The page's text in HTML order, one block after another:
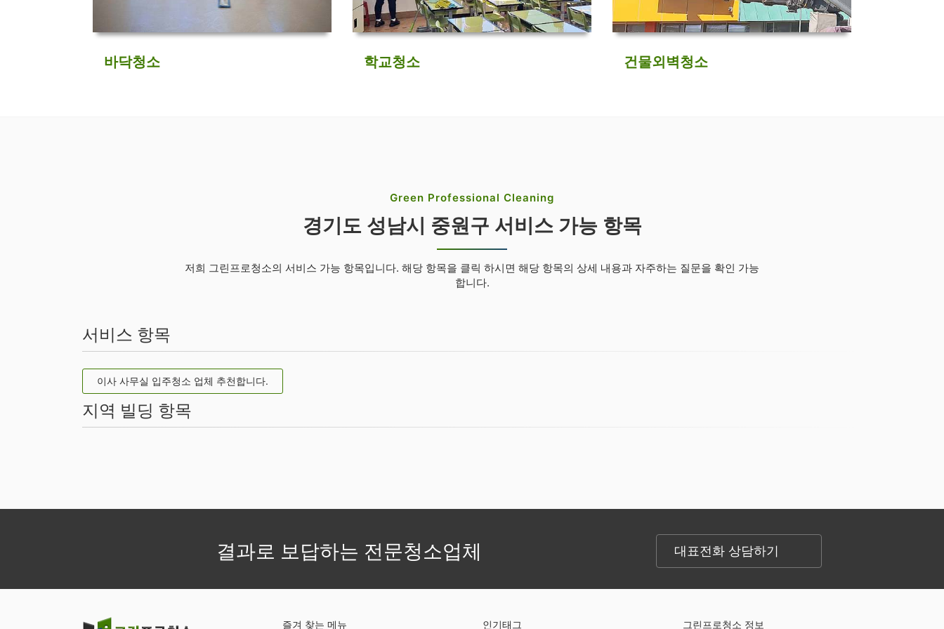
바닥청소 학교청소 건물외벽청소
Green Professional Cleaning
경기도 성남시 중원구 서비스 가능 항목
저희 그린프로청소의 서비스 가능 항목입니다. 해당 항목을 클릭 하시면 해당 항목의 상세 내용과 자주하는 질문을 확인 가능
합니다.
서비스 항목
이사 사무실 입주청소 업체 추천합니다.
지역 빌딩 항목
결과로 보답하는 전문청소업체 대표전화 상담하기
즐겨 찾는 메뉴 인기태그 그린프로청소 정보